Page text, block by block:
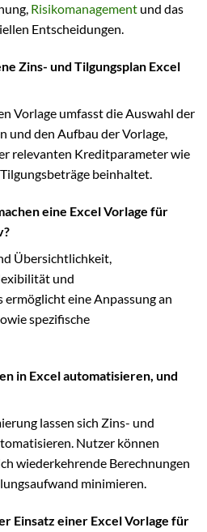
Risikomanagement und das
Entscheidungen.
Zins- und Tilgungsplan Excel
Vorlage umfasst die Auswahl der
und den Aufbau der Vorlage,
relevanten Kreditparameter wie
beinhaltet.
eine Excel Vorlage für
Übersichtlichkeit,
und
ermöglicht eine Anpassung an
spezifische
in Excel automatisieren, und
lassen sich Zins- und
Nutzer können
wiederkehrende Berechnungen
minimieren.
Einsatz einer Excel Vorlage für